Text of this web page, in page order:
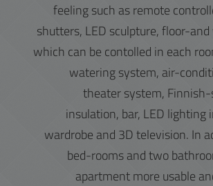
feeling such as remote
shutters, LED sculpture, floor-
which can be contolled in each
watering system, air-
theater system, Finnish-
insulation, bar, LED lighting
wardrobe and 3D television. In
bed-rooms and two
apartment more usable